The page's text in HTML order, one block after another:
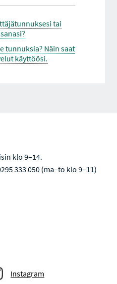
tai
tunnuksia? Näin saat
käyttöösi.
klo 9–14.
333 050 (ma–to klo 9–11)
Instagram